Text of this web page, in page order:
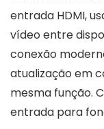
entrada HDMI,
vídeo entre
conexão
atualização em
mesma função.
entrada para